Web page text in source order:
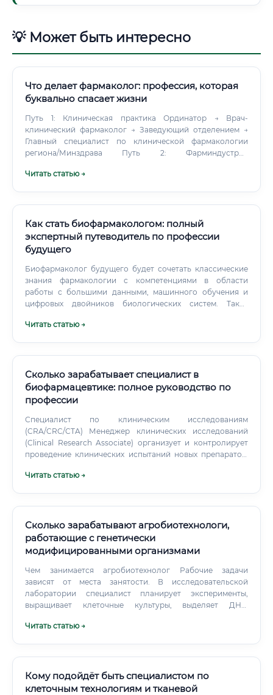
💡 Может быть интересно
Что делает фармаколог: профессия, которая
буквально спасает жизни
Путь 1: Клиническая практика Ординатор → Врач-
клинический фармаколог → Заведующий отделением →
Главный специалист по клинической фармакологии
региона/Минздрава Путь 2: Фарминдустрия
советник → Менеджер по медицинским вопросам →
по клиническим операциям Путь 4: Наука Аспирант →
Кандидат наук → Доцент/старший научный сотрудник →
Доктор наук → Профессор, руководитель лаборатории
Интересно то, что фармаколог легко переключается
между этими путями. Востребованность: актуально ли
это сейчас ✅ Да, и аргументы убедительные.
Читать статью →
Как стать биофармакологом: полный
экспертный путеводитель по профессии
будущего
Биофармаколог будущего будет сочетать классические
знания фармакологии с компетенциями в области
работы с большими данными, машинного обучения и
цифровых двойников биологических систем. Таких
ценность на рынке только возрастёт.
Читать статью →
Сколько зарабатывает специалист в
биофармацевтике: полное руководство по
профессии
Специалист по клиническим исследованиям
(CRA/CRC/CTA) Менеджер клинических исследований
(Clinical Research Associate) организует и контролирует
проведение клинических испытаний новых препаратов.
оплачиваемых смежных специальностей.
Читать статью →
Сколько зарабатывают агробиотехнологи,
работающие с генетически
модифицированными организмами
Чем занимается агробиотехнолог Рабочие задачи
зависят от места занятости. В исследовательской
лаборатории специалист планирует эксперименты,
выращивает клеточные культуры, выделяет ДНК,
производстве он может проверять качество семян,
Читать статью →
Кому подойдёт быть специалистом по
клеточным технологиям и тканевой